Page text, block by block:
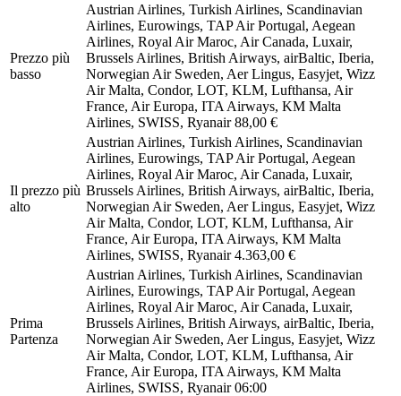
Prezzo più
basso
Austrian Airlines, Turkish Airlines, Scandinavian
Airlines, Eurowings, TAP Air Portugal, Aegean
Airlines, Royal Air Maroc, Air Canada, Luxair,
Brussels Airlines, British Airways, airBaltic, Iberia,
Norwegian Air Sweden, Aer Lingus, Easyjet, Wizz
Air Malta, Condor, LOT, KLM, Lufthansa, Air
France, Air Europa, ITA Airways, KM Malta
Airlines, SWISS, Ryanair 88,00 €
Il prezzo più
alto
Austrian Airlines, Turkish Airlines, Scandinavian
Airlines, Eurowings, TAP Air Portugal, Aegean
Airlines, Royal Air Maroc, Air Canada, Luxair,
Brussels Airlines, British Airways, airBaltic, Iberia,
Norwegian Air Sweden, Aer Lingus, Easyjet, Wizz
Air Malta, Condor, LOT, KLM, Lufthansa, Air
France, Air Europa, ITA Airways, KM Malta
Airlines, SWISS, Ryanair 4.363,00 €
Prima
Partenza
Austrian Airlines, Turkish Airlines, Scandinavian
Airlines, Eurowings, TAP Air Portugal, Aegean
Airlines, Royal Air Maroc, Air Canada, Luxair,
Brussels Airlines, British Airways, airBaltic, Iberia,
Norwegian Air Sweden, Aer Lingus, Easyjet, Wizz
Air Malta, Condor, LOT, KLM, Lufthansa, Air
France, Air Europa, ITA Airways, KM Malta
Airlines, SWISS, Ryanair 06:00